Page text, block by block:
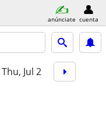
anúnciate cuenta
Thu, Jul 2